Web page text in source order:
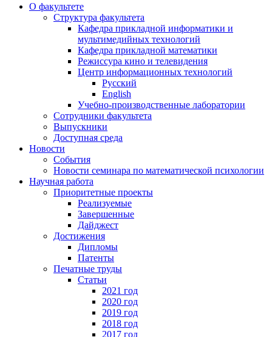
О факультете
Структура факультета
Кафедра прикладной информатики и
мультимедийных технологий
Кафедра прикладной математики
Режиссура кино и телевидения
Центр информационных технологий
Русский
English
Учебно-производственные лаборатории
Сотрудники факультета
Выпускники
Доступная среда
Новости
События
Новости семинара по математической психологии
Научная работа
Приоритетные проекты
Реализуемые
Завершенные
Дайджест
Достижения
Дипломы
Патенты
Печатные труды
Статьи
2021 год
2020 год
2019 год
2018 год
2017 год